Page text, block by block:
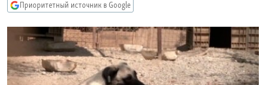
Вернутся
поиску
КАВКАЗ.РЕАЛИИ
СЕВЕР.РЕАЛИИ
СИБИРЬ.РЕАЛИИ
РАСПИСАНИЕ ВЕЩАНИЯ
Приоритетный источник в Google